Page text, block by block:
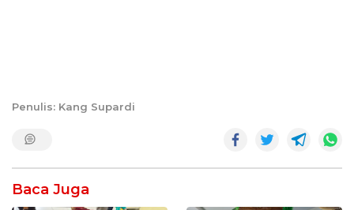
Penulis: Kang Supardi
Baca Juga